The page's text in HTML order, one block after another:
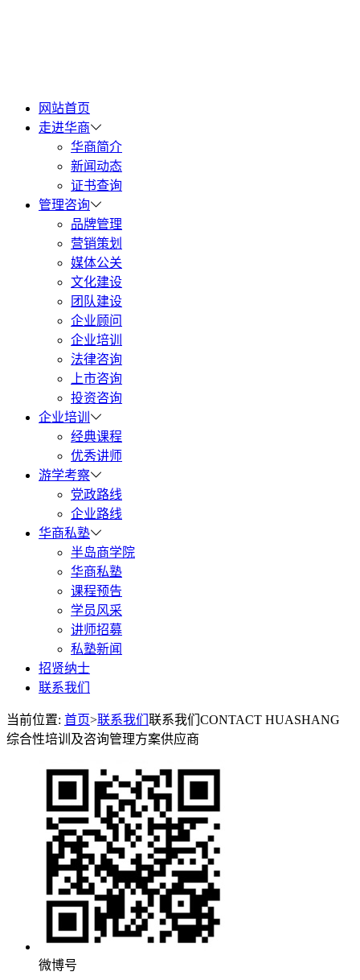
网站首页
走进华商
华商简介
新闻动态
证书查询
管理咨询
品牌管理
营销策划
媒体公关
文化建设
团队建设
企业顾问
企业培训
法律咨询
上市咨询
投资咨询
企业培训
经典课程
优秀讲师
游学考察
党政路线
企业路线
华商私塾
半岛商学院
华商私塾
课程预告
学员风采
讲师招募
私塾新闻
招贤纳士
联系我们
当前位置: 首页>联系我们 联系我们 CONTACT HUASHANG
综合性培训及咨询管理方案供应商
微博号